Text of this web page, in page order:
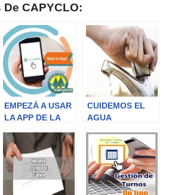
CAPYCLO:
EMPEZÁ A USAR
LA APP DE LA
CUIDEMOS EL
AGUA